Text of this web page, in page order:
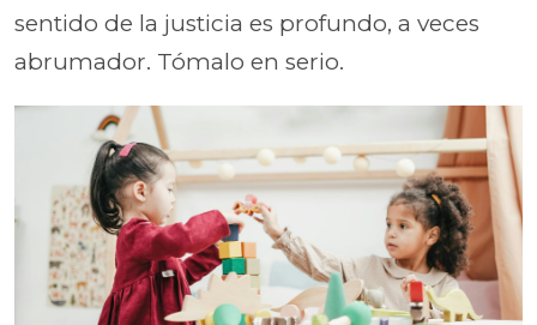
sentido de la justicia es profundo, a veces
abrumador. Tómalo en serio.